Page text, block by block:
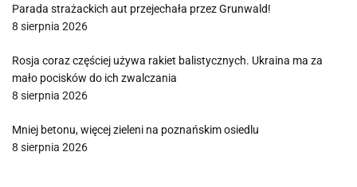
Parada strażackich aut przejechała przez Grunwald!
8 sierpnia 2026
Rosja coraz częściej używa rakiet balistycznych. Ukraina ma za
mało pocisków do ich zwalczania
8 sierpnia 2026
Mniej betonu, więcej zieleni na poznańskim osiedlu
8 sierpnia 2026